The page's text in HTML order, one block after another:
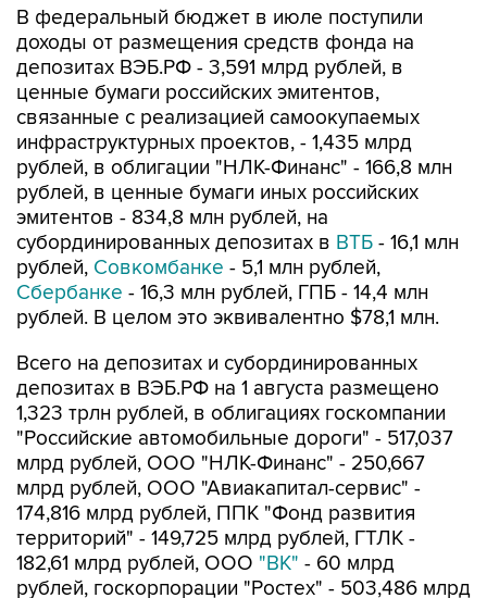
В федеральный бюджет в июле поступили
доходы от размещения средств фонда на
депозитах ВЭБ.РФ - 3,591 млрд рублей, в
ценные бумаги российских эмитентов,
связанные с реализацией самоокупаемых
инфраструктурных проектов, - 1,435 млрд
рублей, в облигации "НЛК-Финанс" - 166,8 млн
рублей, в ценные бумаги иных российских
эмитентов - 834,8 млн рублей, на
субординированных депозитах в ВТБ - 16,1 млн
рублей, Совкомбанке - 5,1 млн рублей,
Сбербанке - 16,3 млн рублей, ГПБ - 14,4 млн
рублей. В целом это эквивалентно $78,1 млн.
Всего на депозитах и субординированных
депозитах в ВЭБ.РФ на 1 августа размещено
1,323 трлн рублей, в облигациях госкомпании
"Российские автомобильные дороги" - 517,037
млрд рублей, ООО "НЛК-Финанс" - 250,667
млрд рублей, ООО "Авиакапитал-сервис" -
174,816 млрд рублей, ППК "Фонд развития
территорий" - 149,725 млрд рублей, ГТЛК -
182,61 млрд рублей, ООО "ВК" - 60 млрд
рублей, госкорпорации "Ростех" - 503,486 млрд